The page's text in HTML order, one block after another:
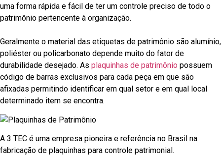
uma forma rápida e fácil de ter um controle preciso de todo o
patrimônio pertencente à organização.
Geralmente o material das etiquetas de patrimônio são alumínio,
poliéster ou policarbonato depende muito do fator de
durabilidade desejado. As plaquinhas de patrimônio possuem
código de barras exclusivos para cada peça em que são
afixadas permitindo identificar em qual setor e em qual local
determinado item se encontra.
A 3 TEC é uma empresa pioneira e referência no Brasil na
fabricação de plaquinhas para controle patrimonial.